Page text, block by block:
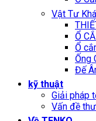
Vật Tư
Ổ
Ổ
Ống
Đế
kỹ thuật
Giải pháp
Vấn đề